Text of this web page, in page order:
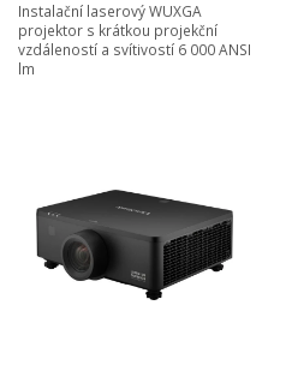
Instalační laserový WUXGA
projektor s krátkou projekční
vzdáleností a svítivostí 6 000 ANSI
lm